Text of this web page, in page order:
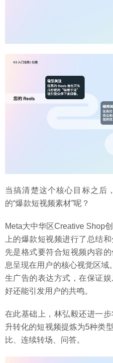
当搞清楚这个核心目标之后
的“爆款短视频素材”呢？
Meta大中华区Creative Shop
上的爆款短视频进行了总结
先是格式要符合短视频内容
息呈现在用户的核心视觉区
生广告的表达方式，在保证
好还能引发用户的共鸣。
在此基础上，林弘毅还进一
升转化的短视频提炼为5种类
比、连续转场、问答。